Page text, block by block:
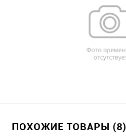
ПОХОЖИЕ ТОВАРЫ (8)